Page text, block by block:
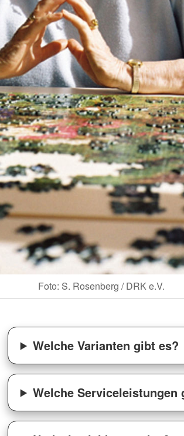
Foto: S. Rosenberg / DRK e.V.
Welche Varianten gibt es?
Welche Serviceleistungen